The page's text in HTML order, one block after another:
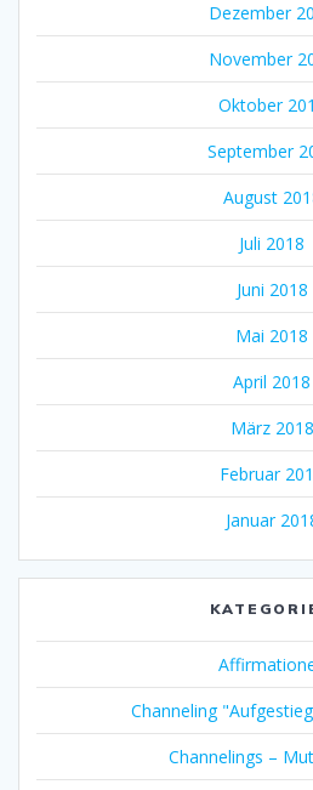
Dezember
November
Oktober
September
August
Juli 2018
Juni 2018
Mai 2018
April 2018
März 2018
Februar
Januar
Channeling
Channelings –